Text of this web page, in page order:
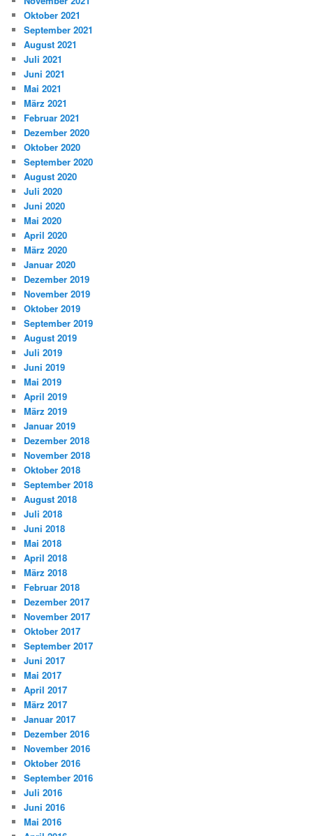
Oktober 2021
September 2021
August 2021
Juli 2021
Juni 2021
Mai 2021
März 2021
Februar 2021
Dezember 2020
Oktober 2020
September 2020
August 2020
Juli 2020
Juni 2020
Mai 2020
April 2020
März 2020
Januar 2020
Dezember 2019
November 2019
Oktober 2019
September 2019
August 2019
Juli 2019
Juni 2019
Mai 2019
April 2019
März 2019
Januar 2019
Dezember 2018
November 2018
Oktober 2018
September 2018
August 2018
Juli 2018
Juni 2018
Mai 2018
April 2018
März 2018
Februar 2018
Dezember 2017
November 2017
Oktober 2017
September 2017
Juni 2017
Mai 2017
April 2017
März 2017
Januar 2017
Dezember 2016
November 2016
Oktober 2016
September 2016
Juli 2016
Juni 2016
Mai 2016